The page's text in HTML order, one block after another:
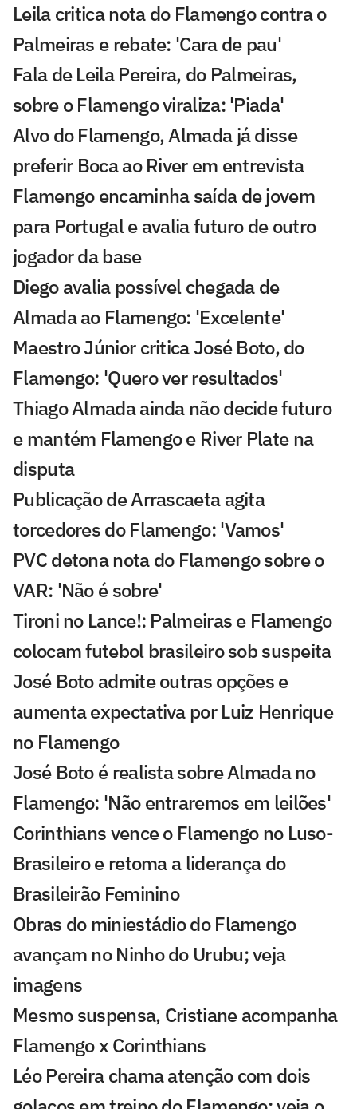
Leila critica nota do Flamengo contra o
Palmeiras e rebate: 'Cara de pau'
Fala de Leila Pereira, do Palmeiras,
sobre o Flamengo viraliza: 'Piada'
Alvo do Flamengo, Almada já disse
preferir Boca ao River em entrevista
Flamengo encaminha saída de jovem
para Portugal e avalia futuro de outro
jogador da base
Diego avalia possível chegada de
Almada ao Flamengo: 'Excelente'
Maestro Júnior critica José Boto, do
Flamengo: 'Quero ver resultados'
Thiago Almada ainda não decide futuro
e mantém Flamengo e River Plate na
disputa
Publicação de Arrascaeta agita
torcedores do Flamengo: 'Vamos'
PVC detona nota do Flamengo sobre o
VAR: 'Não é sobre'
Tironi no Lance!: Palmeiras e Flamengo
colocam futebol brasileiro sob suspeita
José Boto admite outras opções e
aumenta expectativa por Luiz Henrique
no Flamengo
José Boto é realista sobre Almada no
Flamengo: 'Não entraremos em leilões'
Corinthians vence o Flamengo no Luso-
Brasileiro e retoma a liderança do
Brasileirão Feminino
Obras do miniestádio do Flamengo
avançam no Ninho do Urubu; veja
imagens
Mesmo suspensa, Cristiane acompanha
Flamengo x Corinthians
Léo Pereira chama atenção com dois